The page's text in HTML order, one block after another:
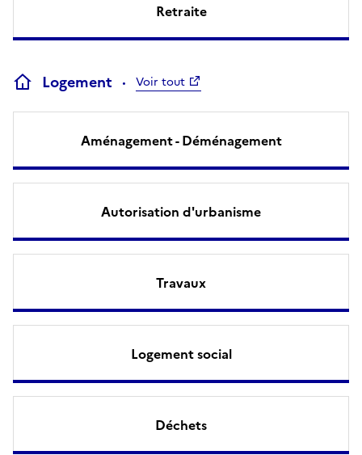
Retraite
Logement Voir tout
Aménagement - Déménagement
Autorisation d'urbanisme
Travaux
Logement social
Déchets